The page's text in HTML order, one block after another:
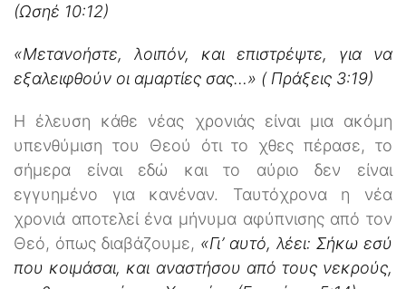
(Ωσηέ 10:12)
«Μετανοήστε, λοιπόν, και επιστρέψτε, για να
εξαλειφθούν οι αμαρτίες σας…» ( Πράξεις 3:19)
Η έλευση κάθε νέας χρονιάς είναι μια ακόμη
υπενθύμιση του Θεού ότι το χθες πέρασε, το
σήμερα είναι εδώ και το αύριο δεν είναι
εγγυημένο για κανέναν. Ταυτόχρονα η νέα
χρονιά αποτελεί ένα μήνυμα αφύπνισης από τον
Θεό, όπως διαβάζουμε, «Γι’ αυτό, λέει: Σήκω εσύ
που κοιμάσαι, και αναστήσου από τους νεκρούς,